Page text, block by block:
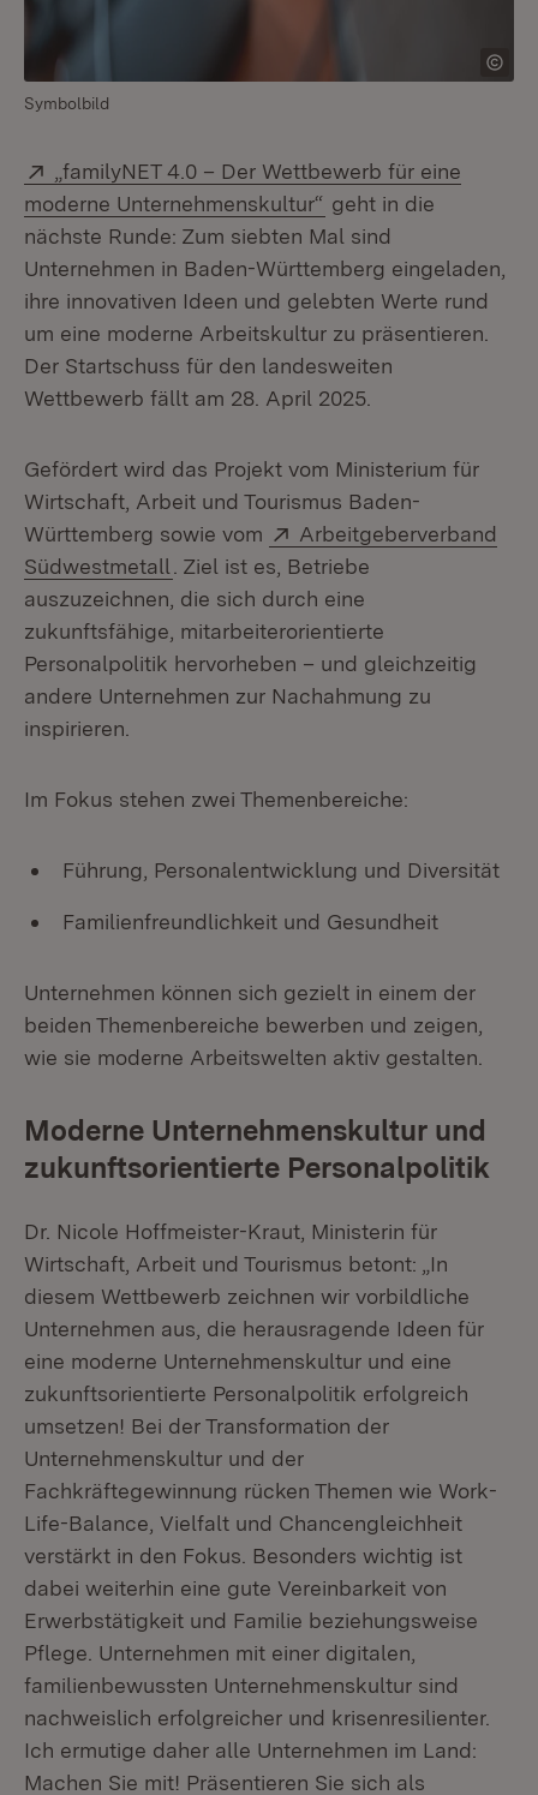
Symbolbild
Extern:
„familyNET 4.0 – Der Wettbewerb für eine
moderne Unternehmenskultur“ (Öffnet in neuem
geht in die
nächste Runde: Zum siebten Mal sind
Unternehmen in Baden-Württemberg eingeladen,
ihre innovativen Ideen und gelebten Werte rund
um eine moderne Arbeitskultur zu präsentieren.
Der Startschuss für den landesweiten
Wettbewerb fällt am 28. April 2025.
Gefördert wird das Projekt vom Ministerium für
Wirtschaft, Arbeit und Tourismus Baden-
Württemberg sowie vom
Extern:
Arbeitgeberverband
Südwestmetall (Öffnet in neuem Fenster)
. Ziel ist es, Betriebe
auszuzeichnen, die sich durch eine
zukunftsfähige, mitarbeiterorientierte
Personalpolitik hervorheben – und gleichzeitig
andere Unternehmen zur Nachahmung zu
inspirieren.
Im Fokus stehen zwei Themenbereiche:
Führung, Personalentwicklung und Diversität
Familienfreundlichkeit und Gesundheit
Unternehmen können sich gezielt in einem der
beiden Themenbereiche bewerben und zeigen,
wie sie moderne Arbeitswelten aktiv gestalten.
Moderne Unternehmenskultur und
zukunftsorientierte Personalpolitik
Dr. Nicole Hoffmeister-Kraut, Ministerin für
Wirtschaft, Arbeit und Tourismus betont: „In
diesem Wettbewerb zeichnen wir vorbildliche
Unternehmen aus, die herausragende Ideen für
eine moderne Unternehmenskultur und eine
zukunftsorientierte Personalpolitik erfolgreich
umsetzen! Bei der Transformation der
Unternehmenskultur und der
Fachkräftegewinnung rücken Themen wie Work-
Life-Balance, Vielfalt und Chancengleichheit
verstärkt in den Fokus. Besonders wichtig ist
dabei weiterhin eine gute Vereinbarkeit von
Erwerbstätigkeit und Familie beziehungsweise
Pflege. Unternehmen mit einer digitalen,
familienbewussten Unternehmenskultur sind
nachweislich erfolgreicher und krisenresilienter.
Ich ermutige daher alle Unternehmen im Land:
Machen Sie mit! Präsentieren Sie sich als